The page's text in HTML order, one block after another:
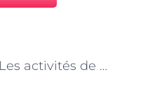
Les activités de plein air et de découverte de la nature dans les centres de loisirs à Paris